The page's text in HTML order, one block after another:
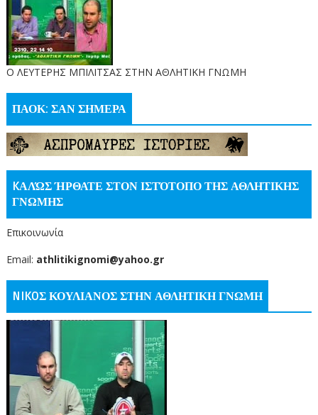
O ΛΕΥΤΕΡΗΣ ΜΠΙΛΙΤΣΑΣ ΣΤΗΝ ΑΘΛΗΤΙΚΗ ΓΝΩΜΗ
ΠΑΟΚ: ΣΑΝ ΣΗΜΕΡΑ
KΑΛΏΣ ΉΡΘΑΤΕ ΣΤΟΝ ΙΣΤΌΤΟΠΟ ΤΗΣ ΑΘΛΗΤΙΚΗΣ
ΓΝΩΜΗΣ
Επικοινωνία
Email: athlitikignomi@yahoo.gr
NIKOΣ ΚΟΥΛΙΑΝΟΣ ΣΤΗΝ ΑΘΛΗΤΙΚΗ ΓΝΩΜΗ